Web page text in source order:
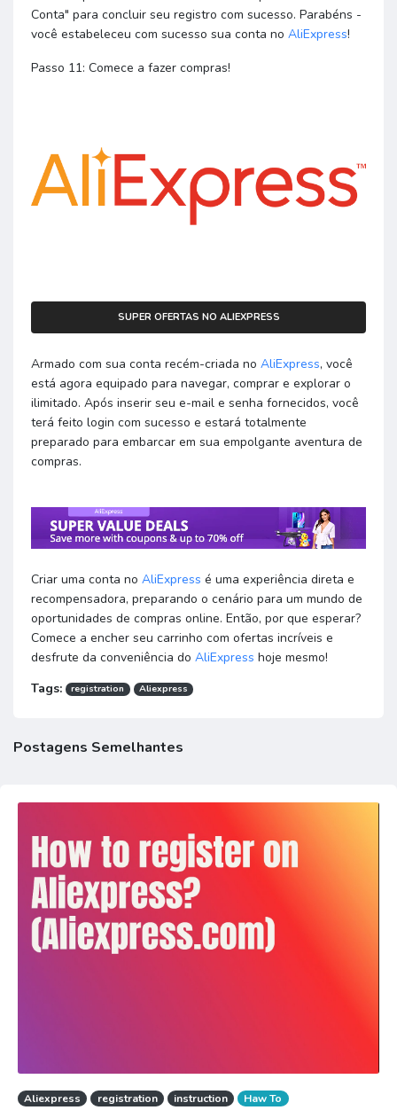
Conta" para concluir seu registro com sucesso. Parabéns -
você estabeleceu com sucesso sua conta no AliExpress!
Passo 11: Comece a fazer compras!
SUPER OFERTAS NO ALIEXPRESS
Armado com sua conta recém-criada no AliExpress, você
está agora equipado para navegar, comprar e explorar o
ilimitado. Após inserir seu e-mail e senha fornecidos, você
terá feito login com sucesso e estará totalmente
preparado para embarcar em sua empolgante aventura de
compras.
Criar uma conta no AliExpress é uma experiência direta e
recompensadora, preparando o cenário para um mundo de
oportunidades de compras online. Então, por que esperar?
Comece a encher seu carrinho com ofertas incríveis e
desfrute da conveniência do AliExpress hoje mesmo!
Tags:
registration Aliexpress
Postagens Semelhantes
Aliexpress registration instruction Haw To